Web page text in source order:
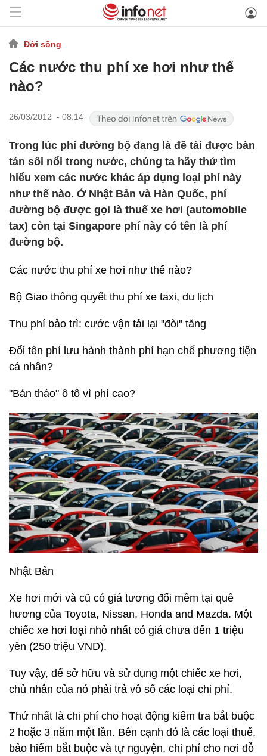
Đời sống
Các nước thu phí xe hơi như thế
nào?
26/03/2012 - 08:14
Trong lúc phí đường bộ đang là đề tài được bàn
tán sôi nổi trong nước, chúng ta hãy thử tìm
hiểu xem các nước khác áp dụng loại phí này
như thế nào. Ở Nhật Bản và Hàn Quốc, phí
đường bộ được gọi là thuế xe hơi (automobile
tax) còn tại Singapore phí này có tên là phí
đường bộ.
Các nước thu phí xe hơi như thế nào?
Bộ Giao thông quyết thu phí xe taxi, du lịch
Thu phí bảo trì: cước vận tải lại "đòi" tăng
Đổi tên phí lưu hành thành phí hạn chế phương tiện
cá nhân?
"Bán tháo" ô tô vì phí cao?
Nhật Bản
Xe hơi mới và cũ có giá tương đối mềm tại quê
hương của Toyota, Nissan, Honda and Mazda. Một
chiếc xe hơi loại nhỏ nhất có giá chưa đến 1 triệu
yên (250 triệu VND).
Tuy vậy, để sở hữu và sử dụng một chiếc xe hơi,
chủ nhân của nó phải trả vô số các loại chi phí.
Thứ nhất là chi phí cho hoạt động kiểm tra bắt buộc
2 hoặc 3 năm một lần. Bên cạnh đó là các loại thuế,
bảo hiểm bắt buộc và tự nguyện, chi phí cho nơi đỗ